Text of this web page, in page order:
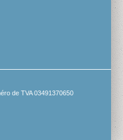
de TVA 03491370650